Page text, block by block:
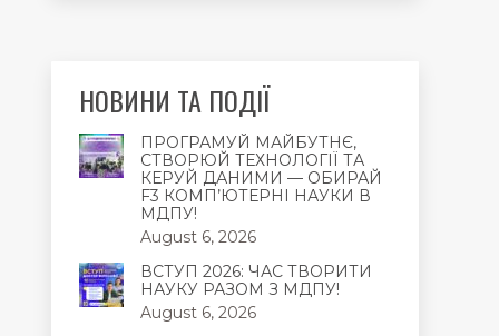
НОВИНИ ТА ПОДІЇ
ПРОГРАМУЙ МАЙБУТНЄ,
СТВОРЮЙ ТЕХНОЛОГІЇ ТА
КЕРУЙ ДАНИМИ — ОБИРАЙ
F3 КОМП’ЮТЕРНІ НАУКИ В
МДПУ!
August 6, 2026
ВСТУП 2026: ЧАС ТВОРИТИ
НАУКУ РАЗОМ З МДПУ!
August 6, 2026